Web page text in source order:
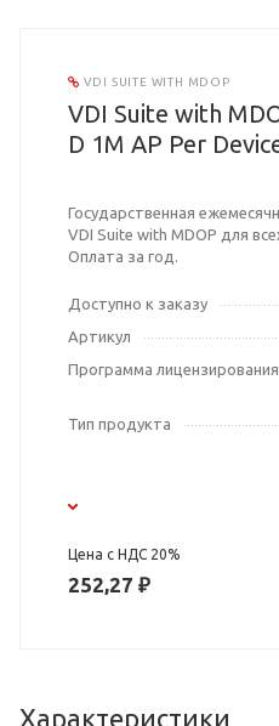
VDI SUITE WITH MDOP
VDI Suite with
D 1M AP Per
Государственная
VDI Suite with MDOP для
Оплата за год.
Доступно к заказу
Артикул
Программа лицензирования
Тип продукта
Цена с НДС 20%
252,27 ₽
Характеристики